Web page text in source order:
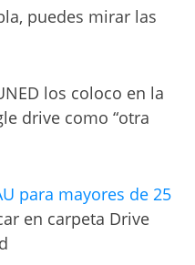
puedes mirar las
los coloco en la
drive como “otra
para mayores de 25
en carpeta Drive